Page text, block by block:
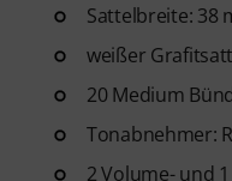
Sattelbreite: 38
weißer
20 Medium
Tonabnehmer:
2 Volume- und